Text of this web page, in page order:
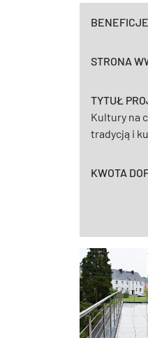
STRONA
TYTUŁ
Kultury na
tradycją i
KWOTA